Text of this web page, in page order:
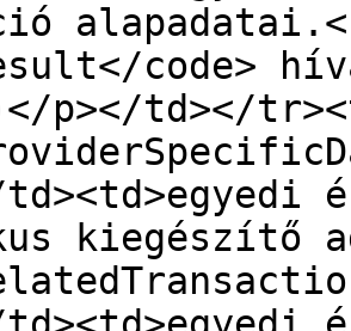
code>
p></td></
kiegészítő